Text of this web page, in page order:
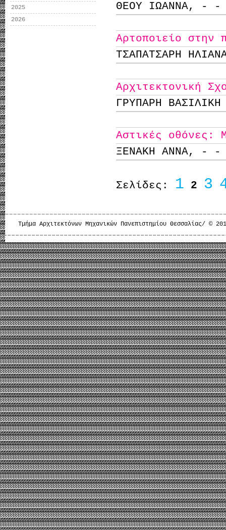
2025
2026
ΘΕΟΥ ΙΩΑΝΝΑ, - -
Αρτοποιείο στην
ΤΣΑΠΑΤΣΑΡΗ
Αρχιτεκτονική
ΓΡΥΠΑΡΗ
Αστικές οθόνες:
ΞΕΝΑΚΗ ΑΝΝΑ, - -
Σελίδες: 1 2 3
Τμήμα Αρχιτεκτόνων Μηχανικών Πανεπιστημίου Θεσσαλίας/ ©